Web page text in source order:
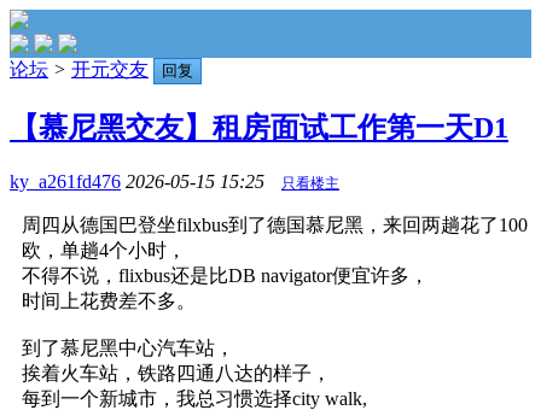
论坛 > 开元交友 回复
【慕尼黑交友】租房面试工作第一天D1
ky_a261fd476 2026-05-15 15:25 只看楼主
周四从德国巴登坐filxbus到了德国慕尼黑，来回两趟花了100
欧，单趟4个小时，
不得不说，flixbus还是比DB navigator便宜许多，
时间上花费差不多。
到了慕尼黑中心汽车站，
挨着火车站，铁路四通八达的样子，
每到一个新城市，我总习惯选择city walk,